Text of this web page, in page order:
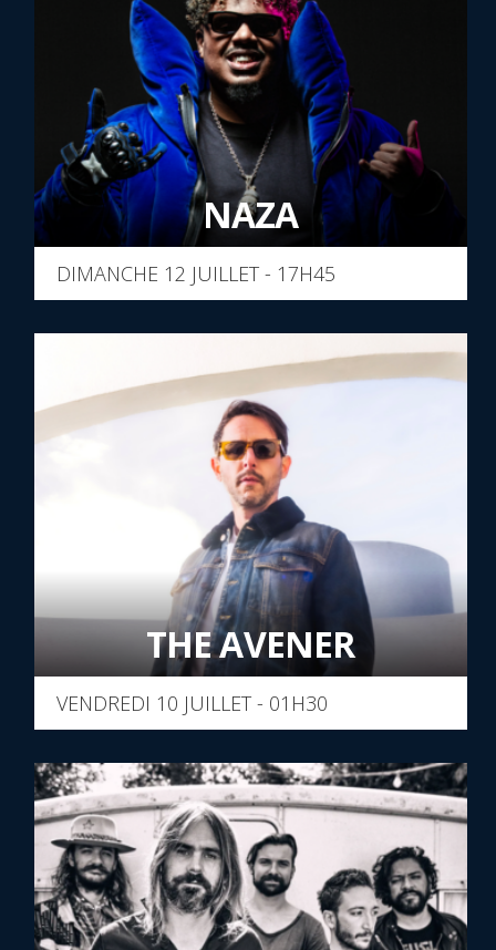
NAZA
DIMANCHE 12 JUILLET - 17H45
THE AVENER
VENDREDI 10 JUILLET - 01H30